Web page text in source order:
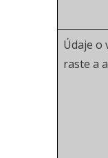
Údaje o
raste a